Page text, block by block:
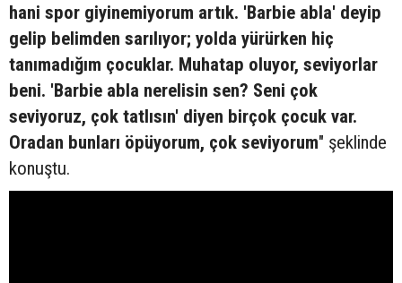
hani spor giyinemiyorum artık. 'Barbie abla' deyip
gelip belimden sarılıyor; yolda yürürken hiç
tanımadığım çocuklar. Muhatap oluyor, seviyorlar
beni. 'Barbie abla nerelisin sen? Seni çok
seviyoruz, çok tatlısın' diyen birçok çocuk var.
Oradan bunları öpüyorum, çok seviyorum" şeklinde
konuştu.